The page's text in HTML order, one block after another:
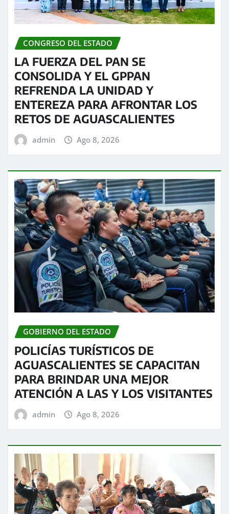
CONGRESO DEL ESTADO
LA FUERZA DEL PAN SE
CONSOLIDA Y EL GPPAN
REFRENDA LA UNIDAD Y
ENTEREZA PARA AFRONTAR LOS
RETOS DE AGUASCALIENTES
admin Ago 8, 2026
GOBIERNO DEL ESTADO
POLICÍAS TURÍSTICOS DE
AGUASCALIENTES SE CAPACITAN
PARA BRINDAR UNA MEJOR
ATENCIÓN A LAS Y LOS VISITANTES
admin Ago 8, 2026